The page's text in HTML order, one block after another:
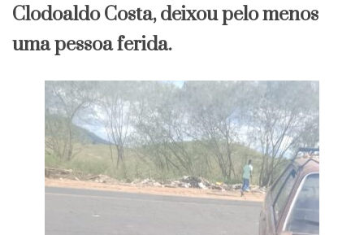
Clodoaldo Costa, deixou pelo menos
uma pessoa ferida.